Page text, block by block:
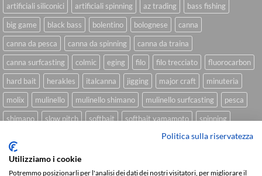
artificiali siliconici
artificiali spinning az trading
bass fishing
big game
black bass bolentino bolognese
canna
canna da pesca
canna da spinning
canna da traina
canna surfcasting
colmic eging filo filo trecciato
fluorocarbon
hard bait
herakles italcanna jigging major craft
minuteria
molix
mulinello mulinello shimano mulinello surfcasting
pesca
shimano
slow pitch softbait softbait yamamoto
spinning
trecciato trolling tubertini
Politica sulla riservatezza
Utilizziamo i cookie
Potremmo posizionarli per l'analisi dei dati dei nostri visitatori, per migliorare il